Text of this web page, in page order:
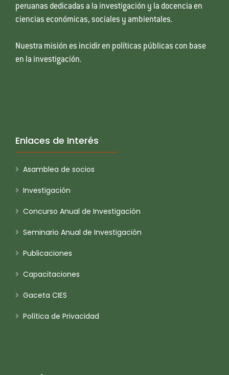
peruanas dedicadas a la investigación y la docencia en
ciencias económicas, sociales y ambientales.
Nuestra misión es incidir en políticas públicas con base
en la investigación.
Enlaces de Interés
Asamblea de socios
Investigación
Concurso Anual de Investigación
Seminario Anual de Investigación
Publicaciones
Capacitaciones
Gaceta CIES
Política de Privacidad